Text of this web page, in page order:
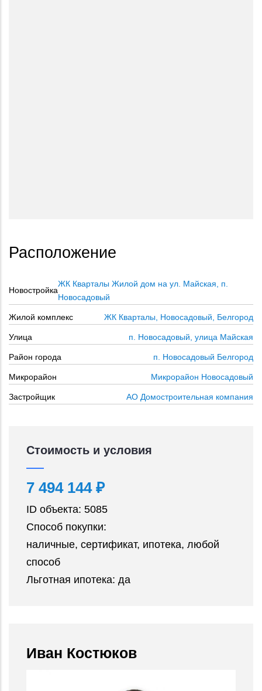
Расположение
Новостройка
ЖК Кварталы Жилой дом на ул. Майская, п.
Новосадовый
Жилой комплекс ЖК Кварталы, Новосадовый, Белгород
Улица п. Новосадовый, улица Майская
Район города п. Новосадовый Белгород
Микрорайон Микрорайон Новосадовый
Застройщик АО Домостроительная компания
Стоимость и условия
7 494 144 ₽
ID объекта: 5085
Способ покупки:
наличные, сертификат, ипотека, любой
способ
Льготная ипотека: да
Иван Костюков